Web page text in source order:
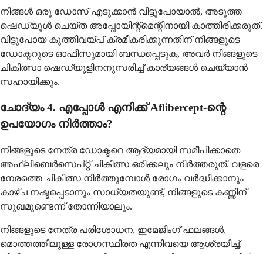
നിങ്ങൾ ഒരു ഡോസ് എടുക്കാൻ വിട്ടുപോയാൽ, അടുത്ത
ഷെഡ്യൂൾ ചെയ്ത അപ്പോയിന്റ്മെന്റിനായി കാത്തിരിക്കരുത്.
വിട്ടുപോയ കുത്തിവയ്പ് ക്രമീകരിക്കുന്നതിന് നിങ്ങളുടെ
ഡോക്ടറുടെ ഓഫീസുമായി ബന്ധപ്പെടുക, അവർ നിങ്ങളുടെ
ചികിത്സാ ഷെഡ്യൂളിനനുസരിച്ച് കാര്യങ്ങൾ ചെയ്യാൻ
സഹായിക്കും.
ചോദ്യം 4. എപ്പോൾ എനിക്ക് Aflibercept-ന്റെ
ഉപയോഗം നിർത്താം?
നിങ്ങളുടെ നേത്ര ഡോക്ടറെ ആദ്യമായി സമീപിക്കാതെ
അഫ്‌ലിബെർസെപ്റ്റ് ചികിത്സ ഒരിക്കലും നിർത്തരുത്. വളരെ
നേരത്തെ ചികിത്സ നിർത്തുമ്പോൾ രോഗം വർദ്ധിക്കാനും
കാഴ്ച നഷ്ടപ്പെടാനും സാധ്യതയുണ്ട്, നിങ്ങളുടെ കണ്ണിന്
സുഖമുണ്ടെന്ന് തോന്നിയാലും.
നിങ്ങളുടെ നേത്ര പരിശോധന, ഇമേജിംഗ് ഫലങ്ങൾ,
മൊത്തത്തിലുള്ള രോഗസ്ഥിരത എന്നിവയെ ആശ്രയിച്ച്,